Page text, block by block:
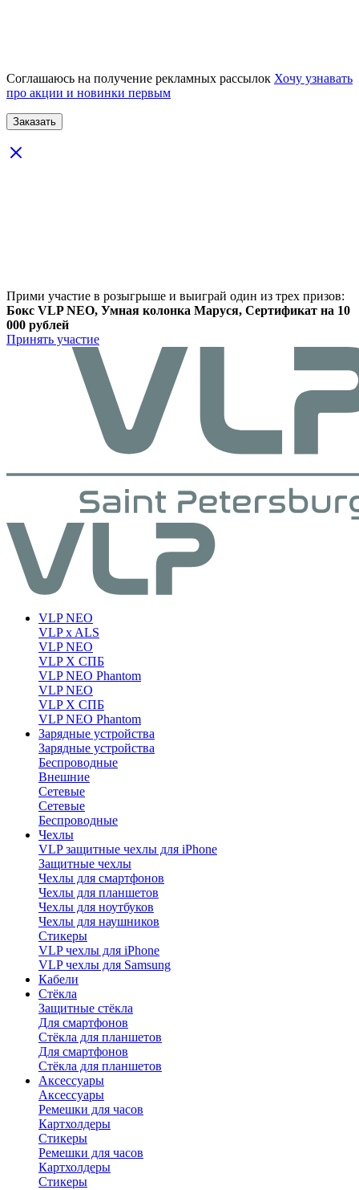
Соглашаюсь на получение рекламных рассылок Хочу узнавать
про акции и новинки первым
Прими участие в розыгрыше и выиграй один из трех призов:
Бокс VLP NEO, Умная колонка Маруся, Сертификат на 10
000 рублей
Принять участие
VLP NEO
VLP x ALS
VLP NEO
VLP X СПБ
VLP NEO Phantom
VLP NEO
VLP X СПБ
VLP NEO Phantom
Зарядные устройства
Зарядные устройства
Беспроводные
Внешние
Сетевые
Сетевые
Беспроводные
Чехлы
VLP защитные чехлы для iPhone
Защитные чехлы
Чехлы для смартфонов
Чехлы для планшетов
Чехлы для ноутбуков
Чехлы для наушников
Стикеры
VLP чехлы для iPhone
VLP чехлы для Samsung
Кабели
Стёкла
Защитные стёкла
Для смартфонов
Стёкла для планшетов
Для смартфонов
Стёкла для планшетов
Аксессуары
Аксессуары
Ремешки для часов
Картхолдеры
Стикеры
Ремешки для часов
Картхолдеры
Стикеры